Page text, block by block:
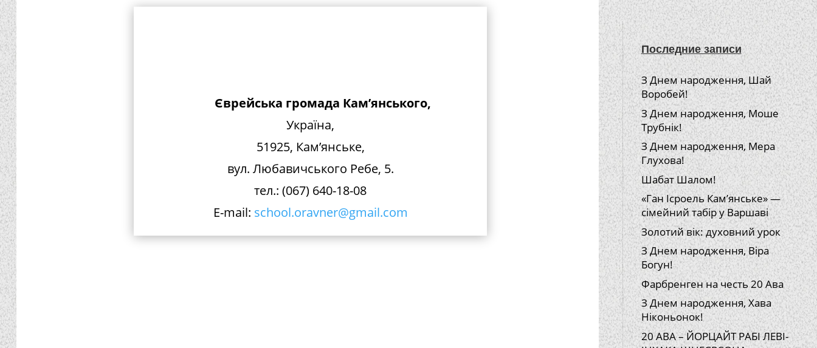
Єврейська громада Кам’янського,
Україна,
51925, Кам’янське,
вул. Любавичського Ребе, 5.
тел.: (067) 640-18-08
E-mail: school.oravner@gmail.com
Последние записи
З Днем народження, Шай
Воробей!
З Днем народження, Моше
Трубнік!
З Днем народження, Мера
Глухова!
Шабат Шалом!
«Ган Ісроель Кам’янське» —
сімейний табір у Варшаві
Золотий вік: духовний урок
З Днем народження, Віра
Богун!
Фарбренген на честь 20 Ава
З Днем народження, Хава
Ніконьонок!
20 АВА – ЙОРЦАЙТ РАБІ ЛЕВІ-